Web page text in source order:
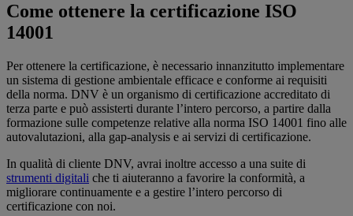
Come ottenere la certificazione ISO
14001
Per ottenere la certificazione, è necessario innanzitutto implementare
un sistema di gestione ambientale efficace e conforme ai requisiti
della norma. DNV è un organismo di certificazione accreditato di
terza parte e può assisterti durante l’intero percorso, a partire dalla
formazione sulle competenze relative alla norma ISO 14001 fino alle
autovalutazioni, alla gap-analysis e ai servizi di certificazione.
In qualità di cliente DNV, avrai inoltre accesso a una suite di
strumenti digitali che ti aiuteranno a favorire la conformità, a
migliorare continuamente e a gestire l’intero percorso di
certificazione con noi.